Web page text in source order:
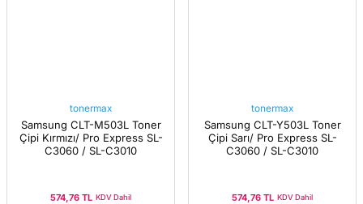
tonermax
Samsung CLT-M503L Toner
Çipi Kırmızı/ Pro Express SL-
C3060 / SL-C3010
574,76 TL KDV Dahil
tonermax
Samsung CLT-Y503L Toner
Çipi Sarı/ Pro Express SL-
C3060 / SL-C3010
574,76 TL KDV Dahil